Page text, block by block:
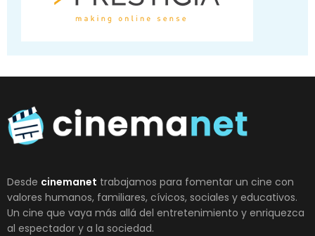
Desde cinemanet trabajamos para fomentar un cine con
valores humanos, familiares, cívicos, sociales y educativos.
Un cine que vaya más allá del entretenimiento y enriquezca
al espectador y a la sociedad.